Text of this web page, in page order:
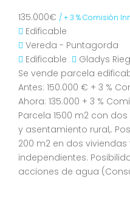
135.000€ / + 3 % Comisión
Edificable
Vereda - Puntagorda
Edificable
Gladys
Se vende parcela
Antes: 150.000 € + 3 %
Ahora: 135.000 + 3 %
Parcela 1500 m2 con
y asentamiento rural,.
200 m2 en dos
independientes.
acciones de agua